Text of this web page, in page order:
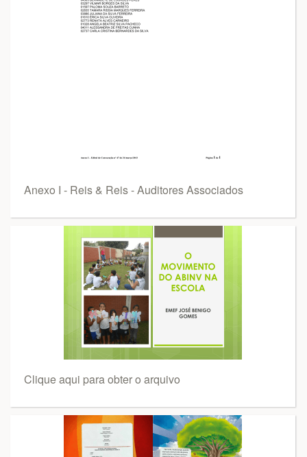
Anexo I - Reis & Reis - Auditores Associados
Clique aqui para obter o arquivo